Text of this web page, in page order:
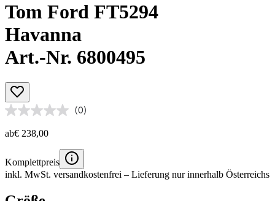
Tom Ford FT5294
Havanna
Art.-Nr. 6800495
(0)
ab€ 238,00
Komplettpreis
inkl. MwSt. versandkostenfrei – Lieferung nur innerhalb Österreichs